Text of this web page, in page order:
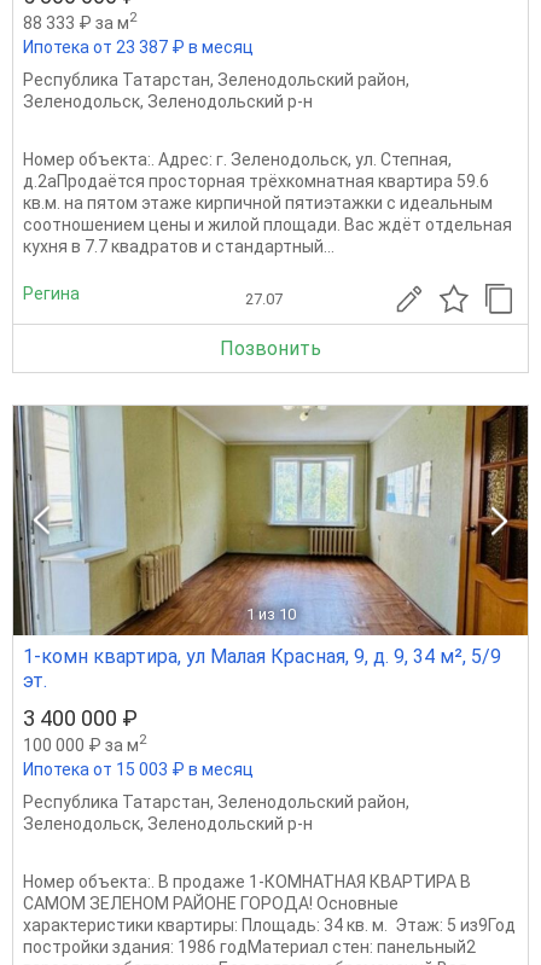
88 333 ₽ за м2
Ипотека от 23 387 ₽ в месяц
Республика Татарстан, Зеленодольский район,
Зеленодольск, Зеленодольский р-н
Номер объекта:. Адрес: г. Зеленодольск, ул. Степная,
д.2аПродаётся просторная трёхкомнатная квартира 59.6
кв.м. на пятом этаже кирпичной пятиэтажки с идеальным
соотношением цены и жилой площади. Вас ждёт отдельная
кухня в 7.7 квадратов и стандартный...
Регина 27.07
Позвонить
1 из 10
1-комн квартира, ул Малая Красная, 9, д. 9, 34 м², 5/9
эт.
3 400 000 ₽
100 000 ₽ за м2
Ипотека от 15 003 ₽ в месяц
Республика Татарстан, Зеленодольский район,
Зеленодольск, Зеленодольский р-н
Номер объекта:. В продаже 1-КОМНАТНАЯ КВАРТИРА В
САМОМ ЗЕЛЕНОМ РАЙОНЕ ГОРОДА! Основные
характеристики квартиры: Площадь: 34 кв. м. ​​​​​​​Этаж: 5 из9Год
постройки здания: 1986 годМатериал стен: панельный2